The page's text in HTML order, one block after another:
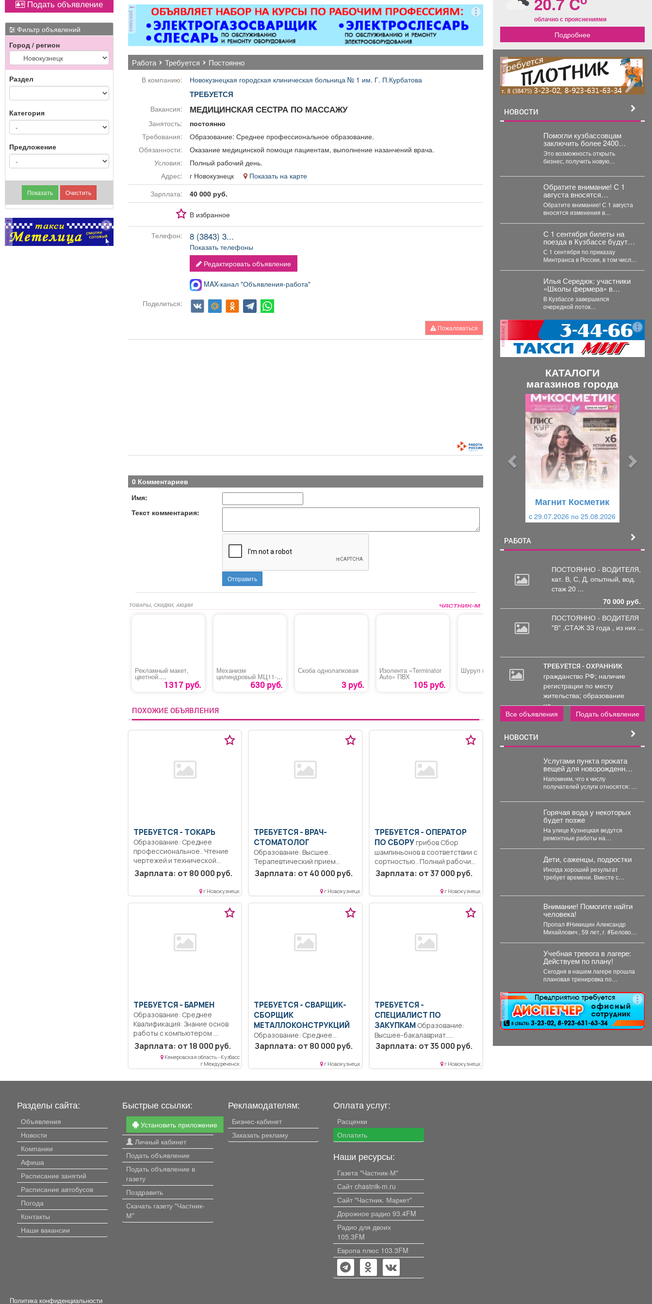
магнитол,
электроусилителей
руля,
многофункциональных
дисплеев, и многого
другого. Быстро,
качественно, недорого!
ремонта определяется
Вывоз мусора.
ковер»).
откатные ворота; все
виды сварочных работ;
металлоконструкции;
бетонные работы
любой сложности.
Пенсионерам скидка
Подать объявление
Фильтр объявлений
Город / регион
Раздел
Категория
Предложение
реклама
реклама
работа требуется постоянно
В компанию: Новокузнецкая городская клиническая больница № 1 им. Г. П.Курбатова
ТРЕБУЕТСЯ
Вакансия: МЕДИЦИНСКАЯ СЕСТРА ПО МАССАЖУ
Занятость:
постоянно
Требования:
Образование: Среднее профессиональное образование.
Обязанности:
Оказание медицинской помощи пациентам, выполнение назанчений врача.
Условия:
Полный рабочий день.
Адрес:
г Новокузнецк
Показать на карте
Зарплата:
40 000 руб.
В избранное
Телефон: 8 (3843) 3...
Показать телефоны
Редактировать объявление
MAX-канал "Объявления-работа"
Поделиться:
Пожаловаться
0 Комментариев
Имя:
Текст комментария:
Отправить
ТОВАРЫ, СКИДКИ, АКЦИИ
Рекламный макет,
цветной.
Предпоследняя
полоса и вкладка.
1317 руб.
Механизм
цилиндровый МЦ11-02
(ЗН1-М1) 630 руб.
Скоба однолапковая
3 руб.
Изолента «Terminator
Auto» ПВХ
105 руб.
Шуруп (глухарь) Прокат велосипеда
260 руб.
ПОХОЖИЕ ОБЪЯВЛЕНИЯ
ТРЕБУЕТСЯ - ТОКАРЬ
Образование: Среднее
профессиональное.. Чтение
чертежей и технической
документации; Изготовление...
Зарплата: от 80 000 руб.
г Новокузнецк
ТРЕБУЕТСЯ - ВРАЧ-
СТОМАТОЛОГ
Образование: Высшее..
Терапевтический прием
пациентов со
стоматологическими
заболеваниями, лечение,...
Зарплата: от 40 000 руб.
г Новокузнецк
ТРЕБУЕТСЯ - ОПЕРАТОР
ПО СБОРУгрибов Сбор
шампиньонов в соответствии с
сортностью.. Полный рабочий
день..
Зарплата: от 37 000 руб.
г Новокузнецк
ТРЕБУЕТСЯ - БАРМЕН
Образование: Среднее
Квалификация: Знание основ
работы с компьютером ....
Зарплата: от 18 000 руб.
Кемеровская область - Кузбасс
г Междуреченск
ТРЕБУЕТСЯ - СВАРЩИК-
СБОРЩИК
МЕТАЛЛОКОНСТРУКЦИЙ
Образование: Среднее
профессиональное
образование..
качественное проведение
сварочных...
Зарплата: от 80 000 руб.
г Новокузнецк
ТРЕБУЕТСЯ -
СПЕЦИАЛИСТ ПО
ЗАКУПКАМОбразование:
Высшее-бакалавриат..
Планирование закупок.
Формировании плана графика
Зарплата: от 35 000 руб.
г Новокузнецк
облачно с прояснениями
Подробнее
реклама
НОВОСТИ
Помогли кузбассовцам
заключить более 2400
социальных контрактов с
начала года.
Это возможность открыть
бизнес, получить новую
преодолеть сложный жизненный
период. Например,...
Обратите внимание! С 1
августа вносятся
изменения в расписание
движения автобусов.
Обратите внимание! С 1 августа
вносятся изменения в
С 1 сентября билеты на
поезда в Кузбассе будут
продавать по-новому
С 1 сентября по приказау
Минтранса в России, в том числе
Илья Середюк: участники
«Школы фермера» в
Кузбассе впервые освоили
работу с агродронами
В Кузбассе завершился
очередной поток
«Школа фермера». Обучение
проходило три месяца, в этом...
реклама
КАТАЛОГИ
магазинов города
Магнит Косметик
c 29.07.2026 по 25.08.2026
РАБОТА
ПОСТОЯННО - ВОДИТЕЛЯ,
кат. В, С, Д, опытный, вод.
стаж 20 ...
70 000 руб.
ПОСТОЯННО - ВОДИТЕЛЯ
"В" ,СТАЖ 33 года , из них ...
ТРЕБУЕТСЯ - ОХРАННИК
гражданство РФ; наличие
регистрации по месту
жительства; образование
не...
Все объявления
Подать объявление
НОВОСТИ
Услугами пункта проката
вещей для новорожденных
теперь могут
воспользоваться молодые
родители в возрасте до 35
лет включительно.
Напомним, что к числу
получателей услуги относятся: 🔹
родители;...
Горячая вода у некоторых
будет позже
На улице Кузнецкая ведутся
ремонтные работы на
Дети, саженцы, подростки
Иногда хороший результат
требует времени. Вместе с
Внимание! Помогите найти
человека!
Пропал #Никищин Александр
Михайлович , 59 лет, г. #Белово ,
Учебная тревога в лагере:
Действуем по плану!
Сегодня в нашем лагере прошла
плановая тренировка по
всем!» прозвучал неожиданно,
но,...
реклама
Разделы сайта:
Объявления
Новости
Компании
Афиша
Расписание занятий
Расписание автобусов
Погода
Контакты
Наши вакансии
Быстрые ссылки:
Установить приложение
Личный кабинет
Подать объявление
Подать объявление в
газету
Поздравить
Скачать газету "Частник-
М"
Рекламодателям:
Бизнес-кабинет
Заказать рекламу
Оплата услуг:
Расценки
Оплатить
Наши ресурсы:
Газета "Частник-М"
Сайт chastnik-m.ru
Сайт "Частник. Маркет"
Дорожное радио 93.4FM
Радио для двоих
105.3FM
Европа плюс 103.3FM
Политика конфиденциальности